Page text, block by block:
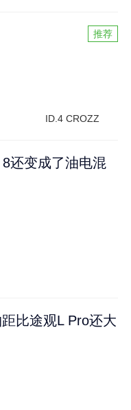
推荐
ID.4 CROZZ
还变成了油电混
比途观L Pro还大